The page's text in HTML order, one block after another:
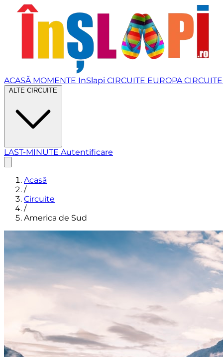
ACASĂ MOMENTE InSlapi CIRCUITE EUROPA
ALTE CIRCUITE
LAST-MINUTE Autentificare
Acasă
/
Circuite
/
America de Sud